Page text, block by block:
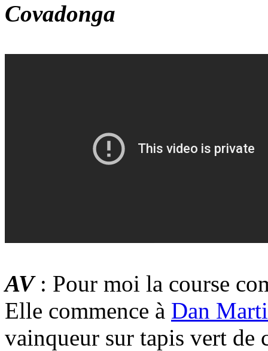
Covadonga
AV: Pour moi la course
Elle commence à Dan
vainqueur sur tapis vert de